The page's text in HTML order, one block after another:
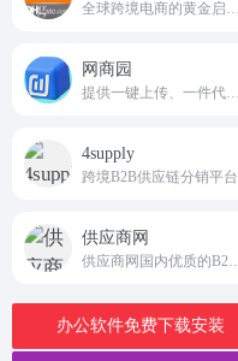
网商园
4supply
跨境B2B供应链分销平台
供应商网
办公软件免费下载安装